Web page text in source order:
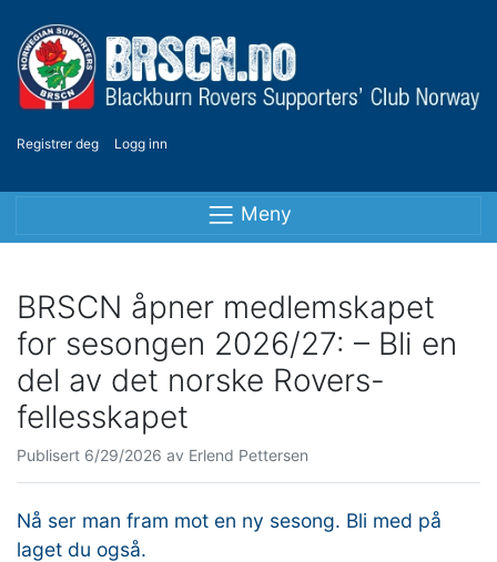
Registrer deg Logg inn
Meny
BRSCN åpner medlemskapet
for sesongen 2026/27: – Bli en
del av det norske Rovers-
fellesskapet
Publisert 6/29/2026 av Erlend Pettersen
Nå ser man fram mot en ny sesong. Bli med på
laget du også.